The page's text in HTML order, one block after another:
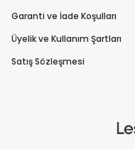
Garanti ve İade Koşulları
Üyelik ve Kullanım Şartları
Satış Sözleşmesi